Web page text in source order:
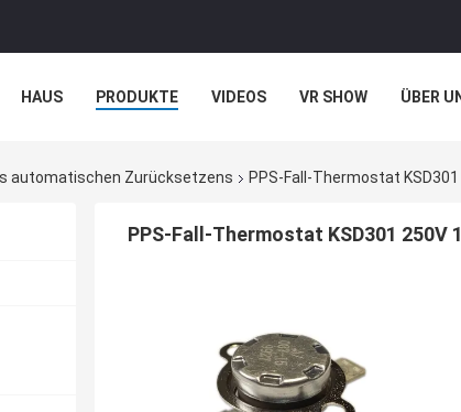
HAUS PRODUKTE VIDEOS VR SHOW ÜBER
automatischen Zurücksetzens PPS-Fall-Thermostat
PPS-Fall-Thermostat KSD301 250V